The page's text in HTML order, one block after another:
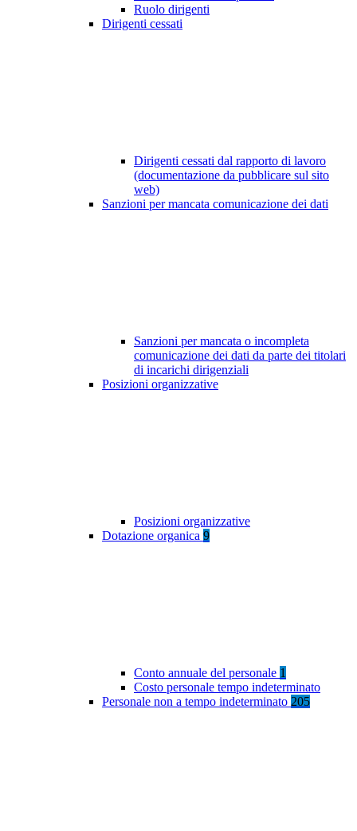
Ruolo dirigenti
Dirigenti cessati
Dirigenti cessati dal rapporto di lavoro
(documentazione da pubblicare sul sito
web)
Sanzioni per mancata comunicazione dei dati
Sanzioni per mancata o incompleta
comunicazione dei dati da parte dei titolari
di incarichi dirigenziali
Posizioni organizzative
Posizioni organizzative
Dotazione organica 9
Conto annuale del personale 1
Costo personale tempo indeterminato
Personale non a tempo indeterminato 205